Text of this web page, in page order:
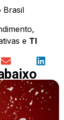
Brasil
e TI